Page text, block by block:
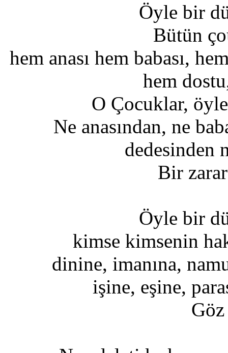
Öyle bir
Bütün
hem anası hem babası,
hem
O Çocuklar,
Ne anasından, ne
dedesinden
Bir
Öyle bir
kimse kimsenin
dinine, imanına,
işine, eşine,